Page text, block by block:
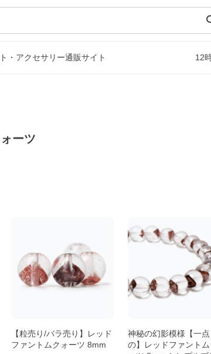
・アクセサリー通販サイト 12
ーツ
【粒売り/バラ売り】レッド
ファントムクォーツ 8mm
神秘の幻影模様【一点
の】レッドファントム